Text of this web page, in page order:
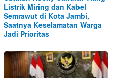
Listrik Miring dan Kabel
Semrawut di Kota Jambi,
Saatnya Keselamatan Warga
Jadi Prioritas